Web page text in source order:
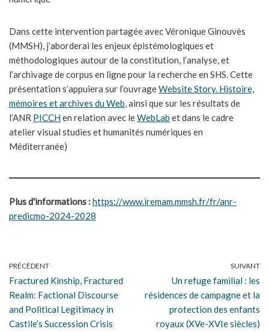
Dans cette intervention partagée avec Véronique Ginouvès
(MMSH), j’aborderai les enjeux épistémologiques et
méthodologiques autour de la constitution, l’analyse, et
l’archivage de corpus en ligne pour la recherche en SHS. Cette
présentation s’appuiera sur l’ouvrageWebsite Story. Histoire,
mémoires et archives du Web, ainsi que sur les résultats de
l’ANR PICCHen relation avec leWebLab et dans le cadre
atelier visual studies et humanités numériques en
Méditerranée)
Plus d'informations :https://www.iremam.mmsh.fr/fr/anr-
predicmo-2024-2028
PRÉCÉDENT
Fractured Kinship, Fractured
Realm: Factional Discourse
and Political Legitimacy in
Castile’s Succession Crisis
SUIVANT
Un refuge familial : les
résidences de campagne et la
protection des enfants
royaux (XVe-XVIe siècles)